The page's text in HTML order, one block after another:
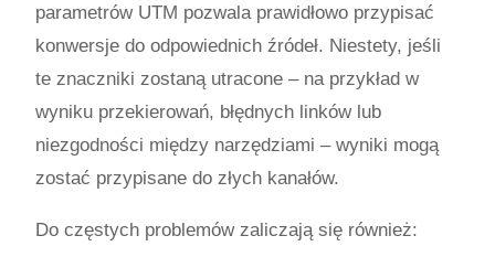
parametrów UTM pozwala prawidłowo przypisać
konwersje do odpowiednich źródeł. Niestety, jeśli
te znaczniki zostaną utracone – na przykład w
wyniku przekierowań, błędnych linków lub
niezgodności między narzędziami – wyniki mogą
zostać przypisane do złych kanałów.
Do częstych problemów zaliczają się również: